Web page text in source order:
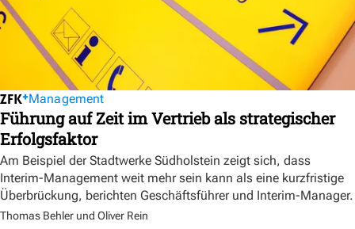
Management
Führung auf Zeit im Vertrieb als strategischer
Erfolgsfaktor
Am Beispiel der Stadtwerke Südholstein zeigt sich, dass
Interim-Management weit mehr sein kann als eine kurzfristige
Überbrückung, berichten Geschäftsführer und Interim-Manager.
Thomas Behler und Oliver Rein